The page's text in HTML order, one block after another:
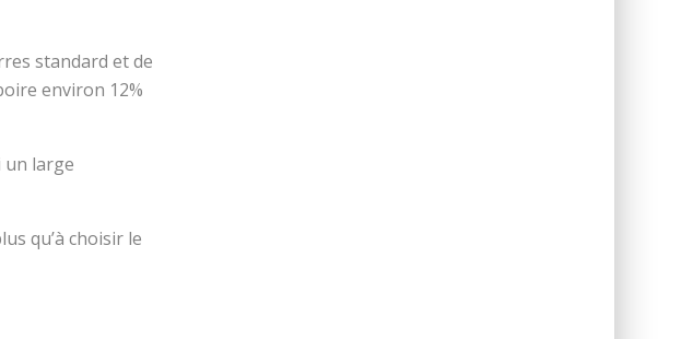
standard et de
environ 12%
un large
qu’à choisir le